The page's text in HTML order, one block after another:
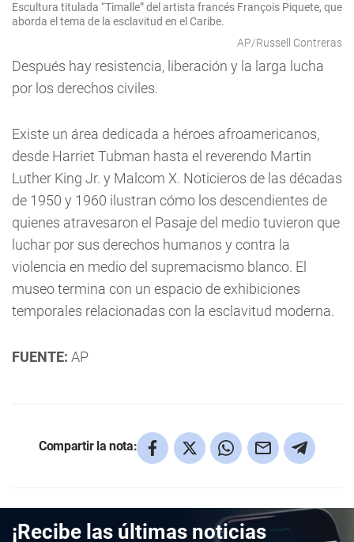
Escultura titulada “Timalle” del artista francés François Piquete, que
aborda el tema de la esclavitud en el Caribe.
AP/Russell Contreras
Después hay resistencia, liberación y la larga lucha
por los derechos civiles.
Existe un área dedicada a héroes afroamericanos,
desde Harriet Tubman hasta el reverendo Martin
Luther King Jr. y Malcom X. Noticieros de las décadas
de 1950 y 1960 ilustran cómo los descendientes de
quienes atravesaron el Pasaje del medio tuvieron que
luchar por sus derechos humanos y contra la
violencia en medio del supremacismo blanco. El
museo termina con un espacio de exhibiciones
temporales relacionadas con la esclavitud moderna.
FUENTE: AP
Compartir la nota:
¡Recibe las últimas noticias